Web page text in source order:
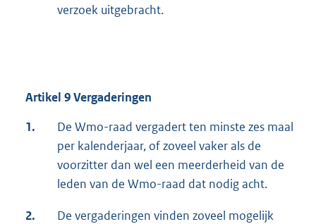
verzoek uitgebracht.
Artikel 9 Vergaderingen
1.
De Wmo-raad vergadert ten minste zes maal
per kalenderjaar, of zoveel vaker als de
voorzitter dan wel een meerderheid van de
leden van de Wmo-raad dat nodig acht.
2.
De vergaderingen vinden zoveel mogelijk